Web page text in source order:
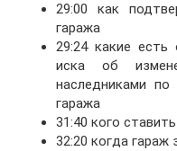
29:00 как
гаража
29:24 какие есть
иска об
наследниками по
гаража
31:40 кого
32:20 когда гараж